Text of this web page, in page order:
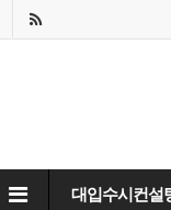
대입수시컨설